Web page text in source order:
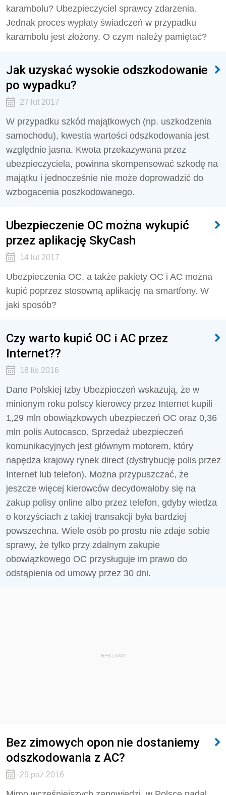
karambolu? Ubezpieczyciel sprawcy zdarzenia.
Jednak proces wypłaty świadczeń w przypadku
karambolu jest złożony. O czym należy pamiętać?
Jak uzyskać wysokie odszkodowanie
po wypadku?
27 lut 2017
W przypadku szkód majątkowych (np. uszkodzenia
samochodu), kwestia wartości odszkodowania jest
względnie jasna. Kwota przekazywana przez
ubezpieczyciela, powinna skompensować szkodę na
majątku i jednocześnie nie może doprowadzić do
wzbogacenia poszkodowanego.
Ubezpieczenie OC można wykupić
przez aplikację SkyCash
14 lut 2017
Ubezpieczenia OC, a także pakiety OC i AC można
kupić poprzez stosowną aplikację na smartfony. W
jaki sposób?
Czy warto kupić OC i AC przez
Internet??
18 lis 2016
Dane Polskiej Izby Ubezpieczeń wskazują, że w
minionym roku polscy kierowcy przez Internet kupili
1,29 mln obowiązkowych ubezpieczeń OC oraz 0,36
mln polis Autocasco. Sprzedaż ubezpieczeń
komunikacyjnych jest głównym motorem, który
napędza krajowy rynek direct (dystrybucję polis przez
Internet lub telefon). Można przypuszczać, że
jeszcze więcej kierowców decydowałoby się na
zakup polisy online albo przez telefon, gdyby wiedza
o korzyściach z takiej transakcji była bardziej
powszechna. Wiele osób po prostu nie zdaje sobie
sprawy, że tylko przy zdalnym zakupie
obowiązkowego OC przysługuje im prawo do
odstąpienia od umowy przez 30 dni.
REKLAMA
Bez zimowych opon nie dostaniemy
odszkodowania z AC?
29 paź 2016